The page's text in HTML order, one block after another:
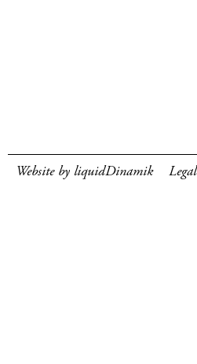
Website by liquidDinamik